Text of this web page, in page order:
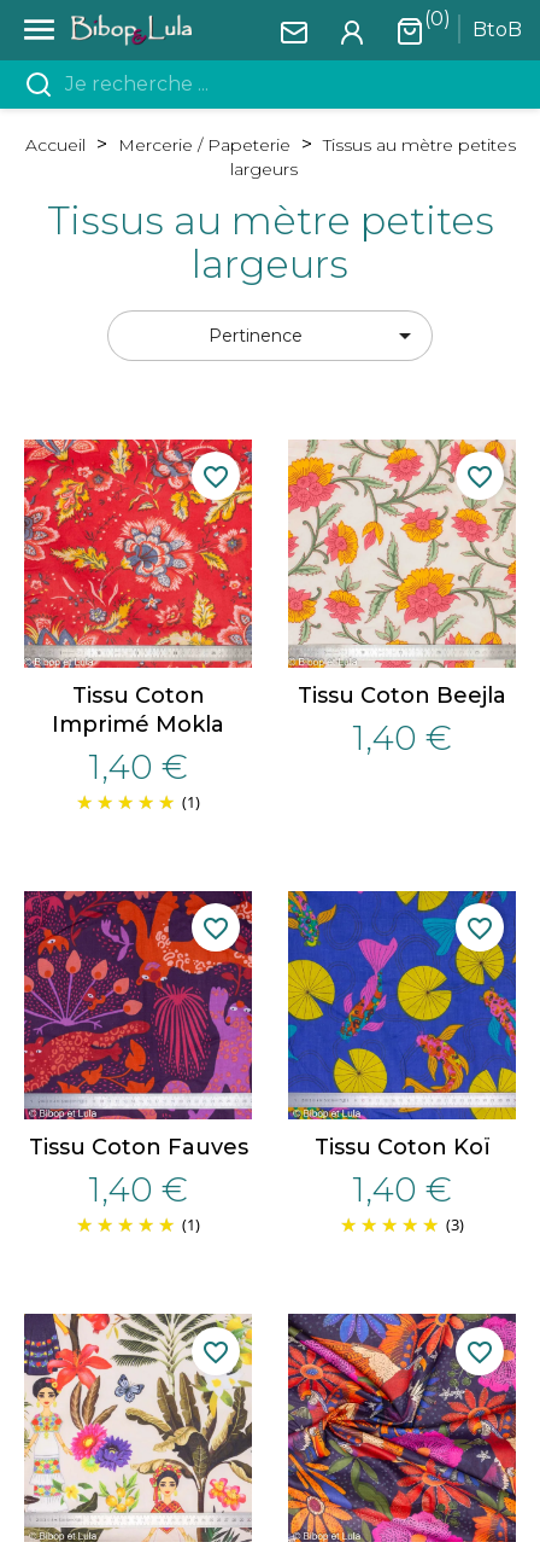
 BtoB
(0)
Accueil Mercerie / Papeterie
Tissus au mètre petites
largeurs
Tissus au mètre petites
largeurs
Pertinence 
Tissu Coton
Imprimé Mokla
1,40 €
(1)
favorite_border
Tissu Coton Beejla
1,40 €
favorite_border
Tissu Coton Fauves
1,40 €
(1)
favorite_border
Tissu Coton Koï
1,40 €
(3)
favorite_border
favorite_border favorite_border